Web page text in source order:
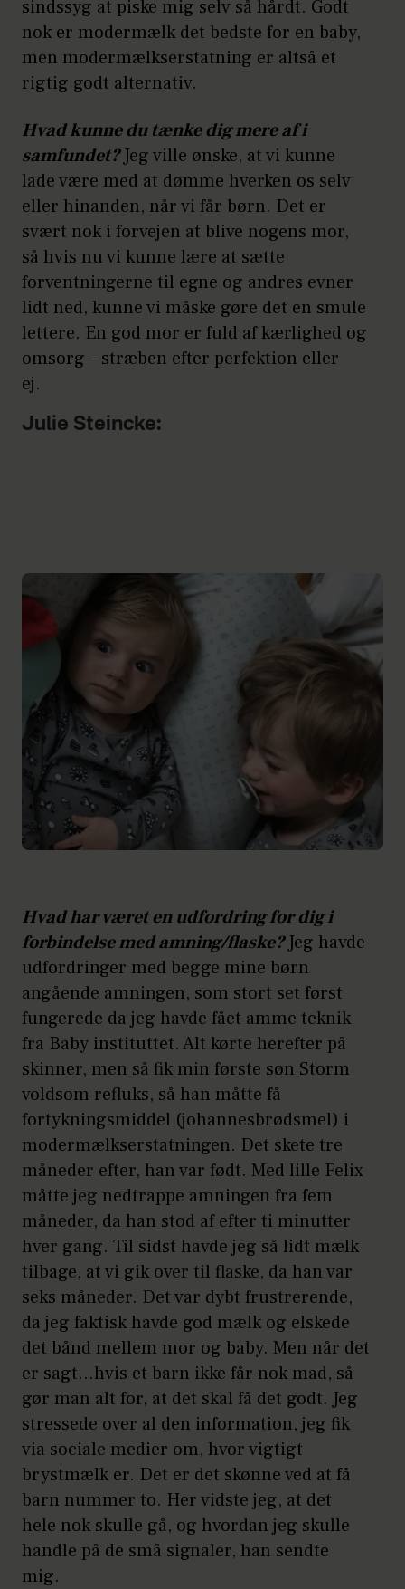
sindssyg at piske mig selv så hårdt. Godt
nok er modermælk det bedste for en baby,
men modermælkserstatning er altså et
rigtig godt alternativ.
Hvad kunne du tænke dig mere af i
samfundet?Jeg ville ønske, at vi kunne
lade være med at dømme hverken os selv
eller hinanden, når vi får børn. Det er
svært nok i forvejen at blive nogens mor,
så hvis nu vi kunne lære at sætte
forventningerne til egne og andres evner
lidt ned, kunne vi måske gøre det en smule
lettere. En god mor er fuld af kærlighed og
omsorg – stræben efter perfektion eller
ej.
Julie Steincke:
Hvad har været en udfordring for dig i
forbindelse med amning/flaske?Jeg havde
udfordringer med begge mine børn
angående amningen, som stort set først
fungerede da jeg havde fået amme teknik
fra Baby instituttet. Alt kørte herefter på
skinner, men så fik min første søn Storm
voldsom refluks, så han måtte få
fortykningsmiddel (johannesbrødsmel) i
modermælkserstatningen. Det skete tre
måneder efter, han var født. Med lille Felix
måtte jeg nedtrappe amningen fra fem
måneder, da han stod af efter ti minutter
hver gang. Til sidst havde jeg så lidt mælk
tilbage, at vi gik over til flaske, da han var
seks måneder. Det var dybt frustrerende,
da jeg faktisk havde god mælk og elskede
det bånd mellem mor og baby. Men når det
er sagt...hvis et barn ikke får nok mad, så
gør man alt for, at det skal få det godt. Jeg
stressede over al den information, jeg fik
via sociale medier om, hvor vigtigt
brystmælk er. Det er det skønne ved at få
barn nummer to. Her vidste jeg, at det
hele nok skulle gå, og hvordan jeg skulle
handle på de små signaler, han sendte
mig.